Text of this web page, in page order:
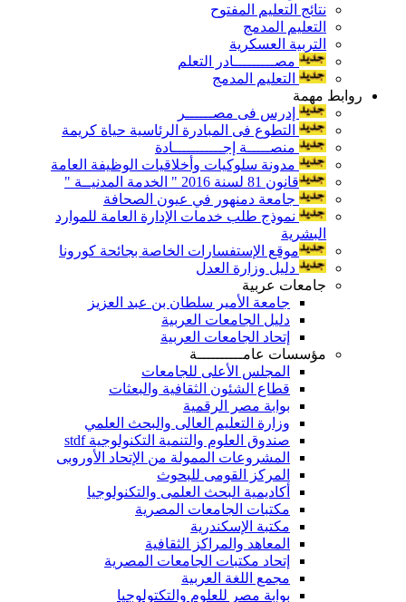
نتائج التعليم المفتوح
التعليم المدمج
التربية العسكرية
مصـــــــــادر التعلم
التعليم المدمج
روابط مهمة
إدرس فى مصــــــر
التطوع فى المبادرة الرئاسية حياة كريمة
منصـــــة إجـــــــــــادة
مدونة سلوكيات وأخلاقيات الوظيفة العامة
قانون 81 لسنة 2016 " الخدمة المدنيــة "
جامعة دمنهور في عيون الصحافة
نموذج طلب خدمات الإدارة العامة للموارد
البشرية
موقع الإستفسارات الخاصة بجائحة كورونا
دليل وزارة العدل
جامعات عربية
جامعة الأمير سلطان بن عبد العزيز
دليل الجامعات العربية
إتحاد الجامعات العربية
مؤسسات عامــــــــــة
المجلس الأعلى للجامعات
قطاع الشئون الثقافية والبعثات
بوابة مصر الرقمية
وزارة التعليم العالى والبحث العلمي
صندوق العلوم والتنمية التكنولوجية stdf
المشروعات الممولة من الإتحاد الأوروبى
المركز القومى للبحوث
أكاديمية البحث العلمى والتكنولوجيا
مكتبات الجامعات المصرية
مكتبة الإسكندرية
المعاهد والمراكز الثقافية
إتحاد مكتبات الجامعات المصرية
مجمع اللغة العربية
بوابة مصر للعلوم والتكتولوجيا